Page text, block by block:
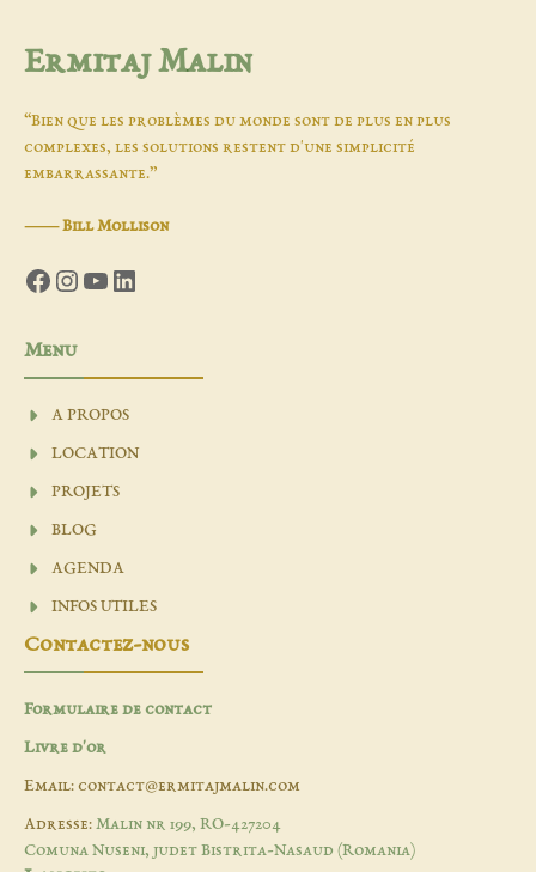
Ermitaj Malin
“Bien que les problèmes du monde sont de plus en plus
complexes, les solutions restent d'une simplicité
embarrassante.”
―Bill Mollison
Facebook
Instagram
YouTube
LinkedIn
Menu
A PROPOS
LOCATION
PROJETS
BLOG
AGENDA
INFOS UTILES
Contactez-nous
Formulaire de contact
Livre d'or
Email: contact@ermitajmalin.com
Adresse: Malin nr 199, RO-427204
Comuna Nuseni, judet Bistrita-Nasaud (Romania)